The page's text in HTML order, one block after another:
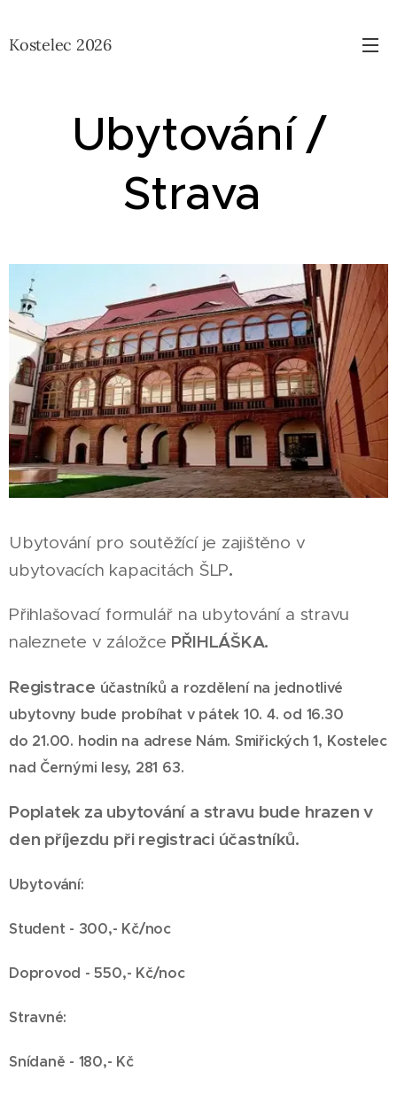
Kostelec 2026
Ubytování /
Strava
Ubytování pro soutěžící je zajištěno v
ubytovacích kapacitách ŠLP.
Přihlašovací formulář na ubytování a stravu
naleznete v záložce PŘIHLÁŠKA.
Registrace účastníků a rozdělení na jednotlivé
ubytovny bude probíhat v pátek 10. 4. od 16.30
do 21.00. hodin na adrese Nám. Smiřických 1, Kostelec
nad Černými lesy, 281 63.
Poplatek za ubytování a stravu bude hrazen v
den příjezdu při registraci účastníků.
Ubytování:
Student - 300,- Kč/noc
Doprovod - 550,- Kč/noc
Stravné:
Snídaně - 180,- Kč